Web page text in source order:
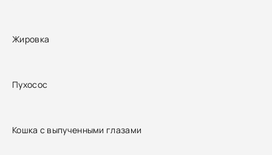
Жировка
Пухосос
Кошка с выпученными глазами